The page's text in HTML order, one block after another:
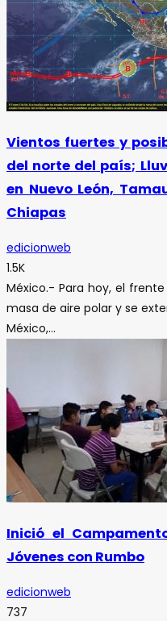
Vientos fuertes y
del norte del país;
en Nuevo León,
Chiapas
edicionweb
1.5K
México.- Para hoy, el
masa de aire polar y se
México,...
Inició el
Jóvenes con Rumbo
edicionweb
737